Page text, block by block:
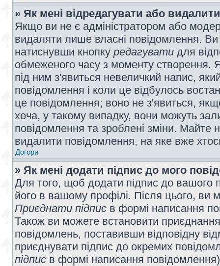
» Як мені відредагувати або
Якщо ви не є адміністратором або
видаляти лише власні повідомлення.
натиснувши кнопку редагувати для
обмеженого часу з моменту створення.
під ним з'явиться невеличкий напис,
повідомлення і коли це відбулось
це повідомлення; воно не з'явиться,
хоча, у такому випадку, вони можуть
повідомлення та зроблені зміни. Майте
видалити повідомлення, на яке вже
Догори
» Як мені додати підпис до мого
Для того, щоб додати підпис до вашого
його в вашому профілі. Після цього, ви
Приєднати підпис в формі написання
Також ви можете встановити
повідомлень, поставивши відповідну
приєднувати підпис до окремих
підпис в формі написання